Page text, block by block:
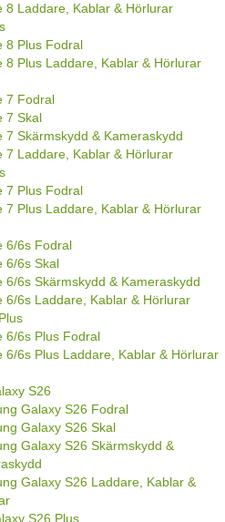
8 Laddare, Kablar & Hörlurar
8 Plus Fodral
8 Plus Laddare, Kablar & Hörlurar
7 Fodral
7 Skal
7 Skärmskydd & Kameraskydd
7 Laddare, Kablar & Hörlurar
7 Plus Fodral
7 Plus Laddare, Kablar & Hörlurar
6/6s Fodral
6/6s Skal
6/6s Skärmskydd & Kameraskydd
6/6s Laddare, Kablar & Hörlurar
6/6s Plus Fodral
6/6s Plus Laddare, Kablar & Hörlurar
S26
Galaxy S26 Fodral
Galaxy S26 Skal
Galaxy S26 Skärmskydd &
Galaxy S26 Laddare, Kablar &
S26 Plus